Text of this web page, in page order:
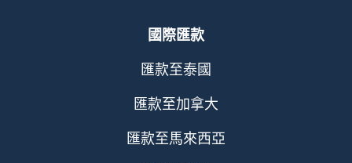
國際匯款
匯款至泰國
匯款至加拿大
匯款至馬來西亞